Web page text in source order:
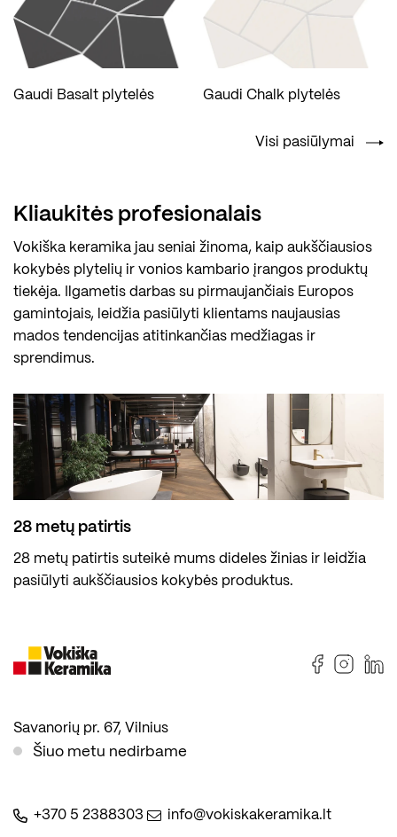
Gaudi Basalt plytelės Gaudi Chalk plytelės
Visi pasiūlymai
Kliaukitės profesionalais
Vokiška keramika jau seniai žinoma, kaip aukščiausios
kokybės plytelių ir vonios kambario įrangos produktų
tiekėja. Ilgametis darbas su pirmaujančiais Europos
gamintojais, leidžia pasiūlyti klientams naujausias
mados tendencijas atitinkančias medžiagas ir
sprendimus.
28 metų patirtis
28 metų patirtis suteikė mums dideles žinias ir leidžia
pasiūlyti aukščiausios kokybės produktus.
Savanorių pr. 67, Vilnius
Šiuo metu nedirbame
+370 5 2388303 info@vokiskakeramika.lt